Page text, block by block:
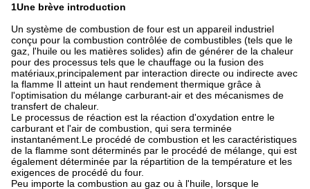
1Une brève introduction
Un système de combustion de four est un appareil industriel
conçu pour la combustion contrôlée de combustibles (tels que le
gaz, l'huile ou les matières solides) afin de générer de la chaleur
pour des processus tels que le chauffage ou la fusion des
matériaux,principalement par interaction directe ou indirecte avec
la flamme Il atteint un haut rendement thermique grâce à
l'optimisation du mélange carburant-air et des mécanismes de
transfert de chaleur.
Le processus de réaction est la réaction d'oxydation entre le
carburant et l'air de combustion, qui sera terminée
instantanément.Le procédé de combustion et les caractéristiques
de la flamme sont déterminés par le procédé de mélange, qui est
également déterminée par la répartition de la température et les
exigences de procédé du four.
Peu importe la combustion au gaz ou à l'huile, lorsque le